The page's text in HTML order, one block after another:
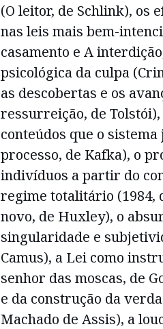
(O leitor, de Schlink), os
nas leis mais bem-
casamento e A
psicológica da culpa
as descobertas e os
ressurreição, de
conteúdos que o
processo, de Kafka), o
indivíduos a partir do
regime totalitário (1984,
novo, de Huxley), o
singularidade e
Camus), a Lei como
senhor das moscas, de
e da construção da
Machado de Assis), a